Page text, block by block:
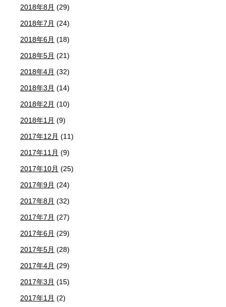
2018年8月 (29)
2018年7月 (24)
2018年6月 (18)
2018年5月 (21)
2018年4月 (32)
2018年3月 (14)
2018年2月 (10)
2018年1月 (9)
2017年12月 (11)
2017年11月 (9)
2017年10月 (25)
2017年9月 (24)
2017年8月 (32)
2017年7月 (27)
2017年6月 (29)
2017年5月 (28)
2017年4月 (29)
2017年3月 (15)
2017年1月 (2)